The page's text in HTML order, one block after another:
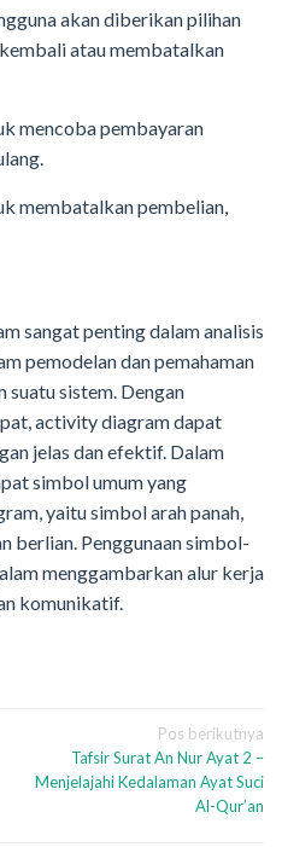
akan diberikan pilihan
atau membatalkan
mencoba pembayaran
membatalkan pembelian,
sangat penting dalam analisis
pemodelan dan pemahaman
sistem. Dengan
activity diagram dapat
jelas dan efektif. Dalam
simbol umum yang
yaitu simbol arah panah,
berlian. Penggunaan simbol-
menggambarkan alur kerja
komunikatif.
Pos berikutnya
Tafsir Surat An Nur Ayat 2 –
Menjelajahi Kedalaman Ayat Suci
Al-Qur’an